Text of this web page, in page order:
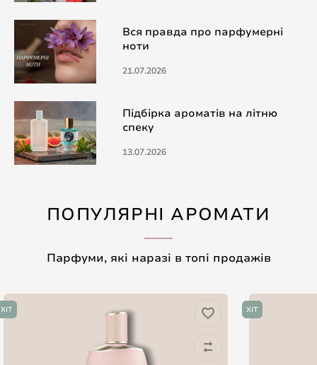
Вся правда про парфумерні
ноти
21.07.2026
Підбірка ароматів на літню
спеку
13.07.2026
ПОПУЛЯРНІ АРОМАТИ
Парфуми, які наразі в топі продажів
ХІТ ХІТ